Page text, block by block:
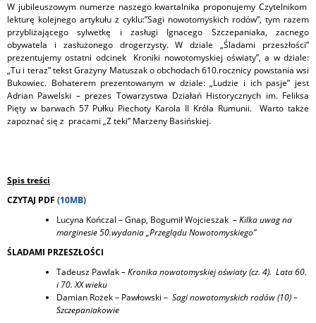
W jubileuszowym numerze naszego kwartalnika proponujemy Czytelnikom
lekturę kolejnego artykułu z cyklu:”Sagi nowotomyskich rodów”, tym razem
przybliżającego sylwetkę i zasługi Ignacego Szczepaniaka, zacnego
obywatela i zasłużonego drogerzysty. W dziale „Śladami przeszłości”
prezentujemy ostatni odcinek Kroniki nowotomyskiej oświaty”, a w dziale:
„Tu i teraz” tekst Grażyny Matuszak o obchodach 610.rocznicy powstania wsi
Bukowiec. Bohaterem prezentowanym w dziale: „Ludzie i ich pasje” jest
Adrian Pawelski – prezes Towarzystwa Działań Historycznych im. Feliksa
Pięty w barwach 57 Pułku Piechoty Karola II Króla Rumunii. Warto także
zapoznać się z pracami „Z teki” Marzeny Basińskiej.
Spis treści
CZYTAJ PDF (10MB)
Lucyna Kończal – Gnap, Bogumił Wojcieszak – Kilka uwag na
marginesie 50.wydania „Przeglądu Nowotomyskiego”
ŚLADAMI PRZESZŁOŚCI
Tadeusz Pawlak– Kronika nowotomyskiej oświaty (cz. 4). Lata 60.
i 70. XX wieku
Damian Rożek – Pawłowski – Sagi nowotomyskich rodów (10) –
Szczepaniakowie